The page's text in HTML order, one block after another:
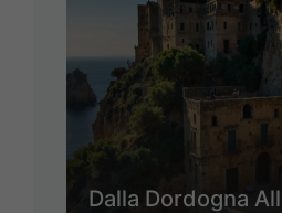
Dalla Dordogna